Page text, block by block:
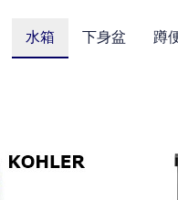
水箱 下身盆 蹲